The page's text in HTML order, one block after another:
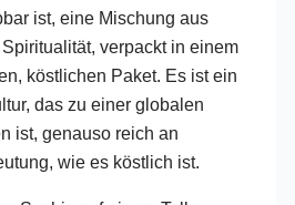
ist, eine Mischung aus
verpackt in einem
köstlichen Paket. Es ist ein
das zu einer globalen
ist, genauso reich an
wie es köstlich ist.